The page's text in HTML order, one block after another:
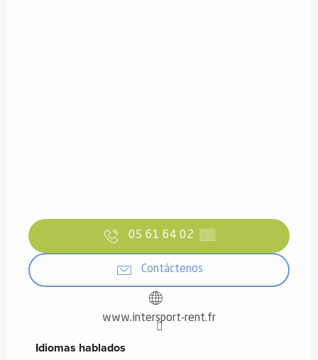
05 61 64 02 ▒▒
Contáctenos
www.intersport-rent.fr
Idiomas hablados
Idiomas hablados